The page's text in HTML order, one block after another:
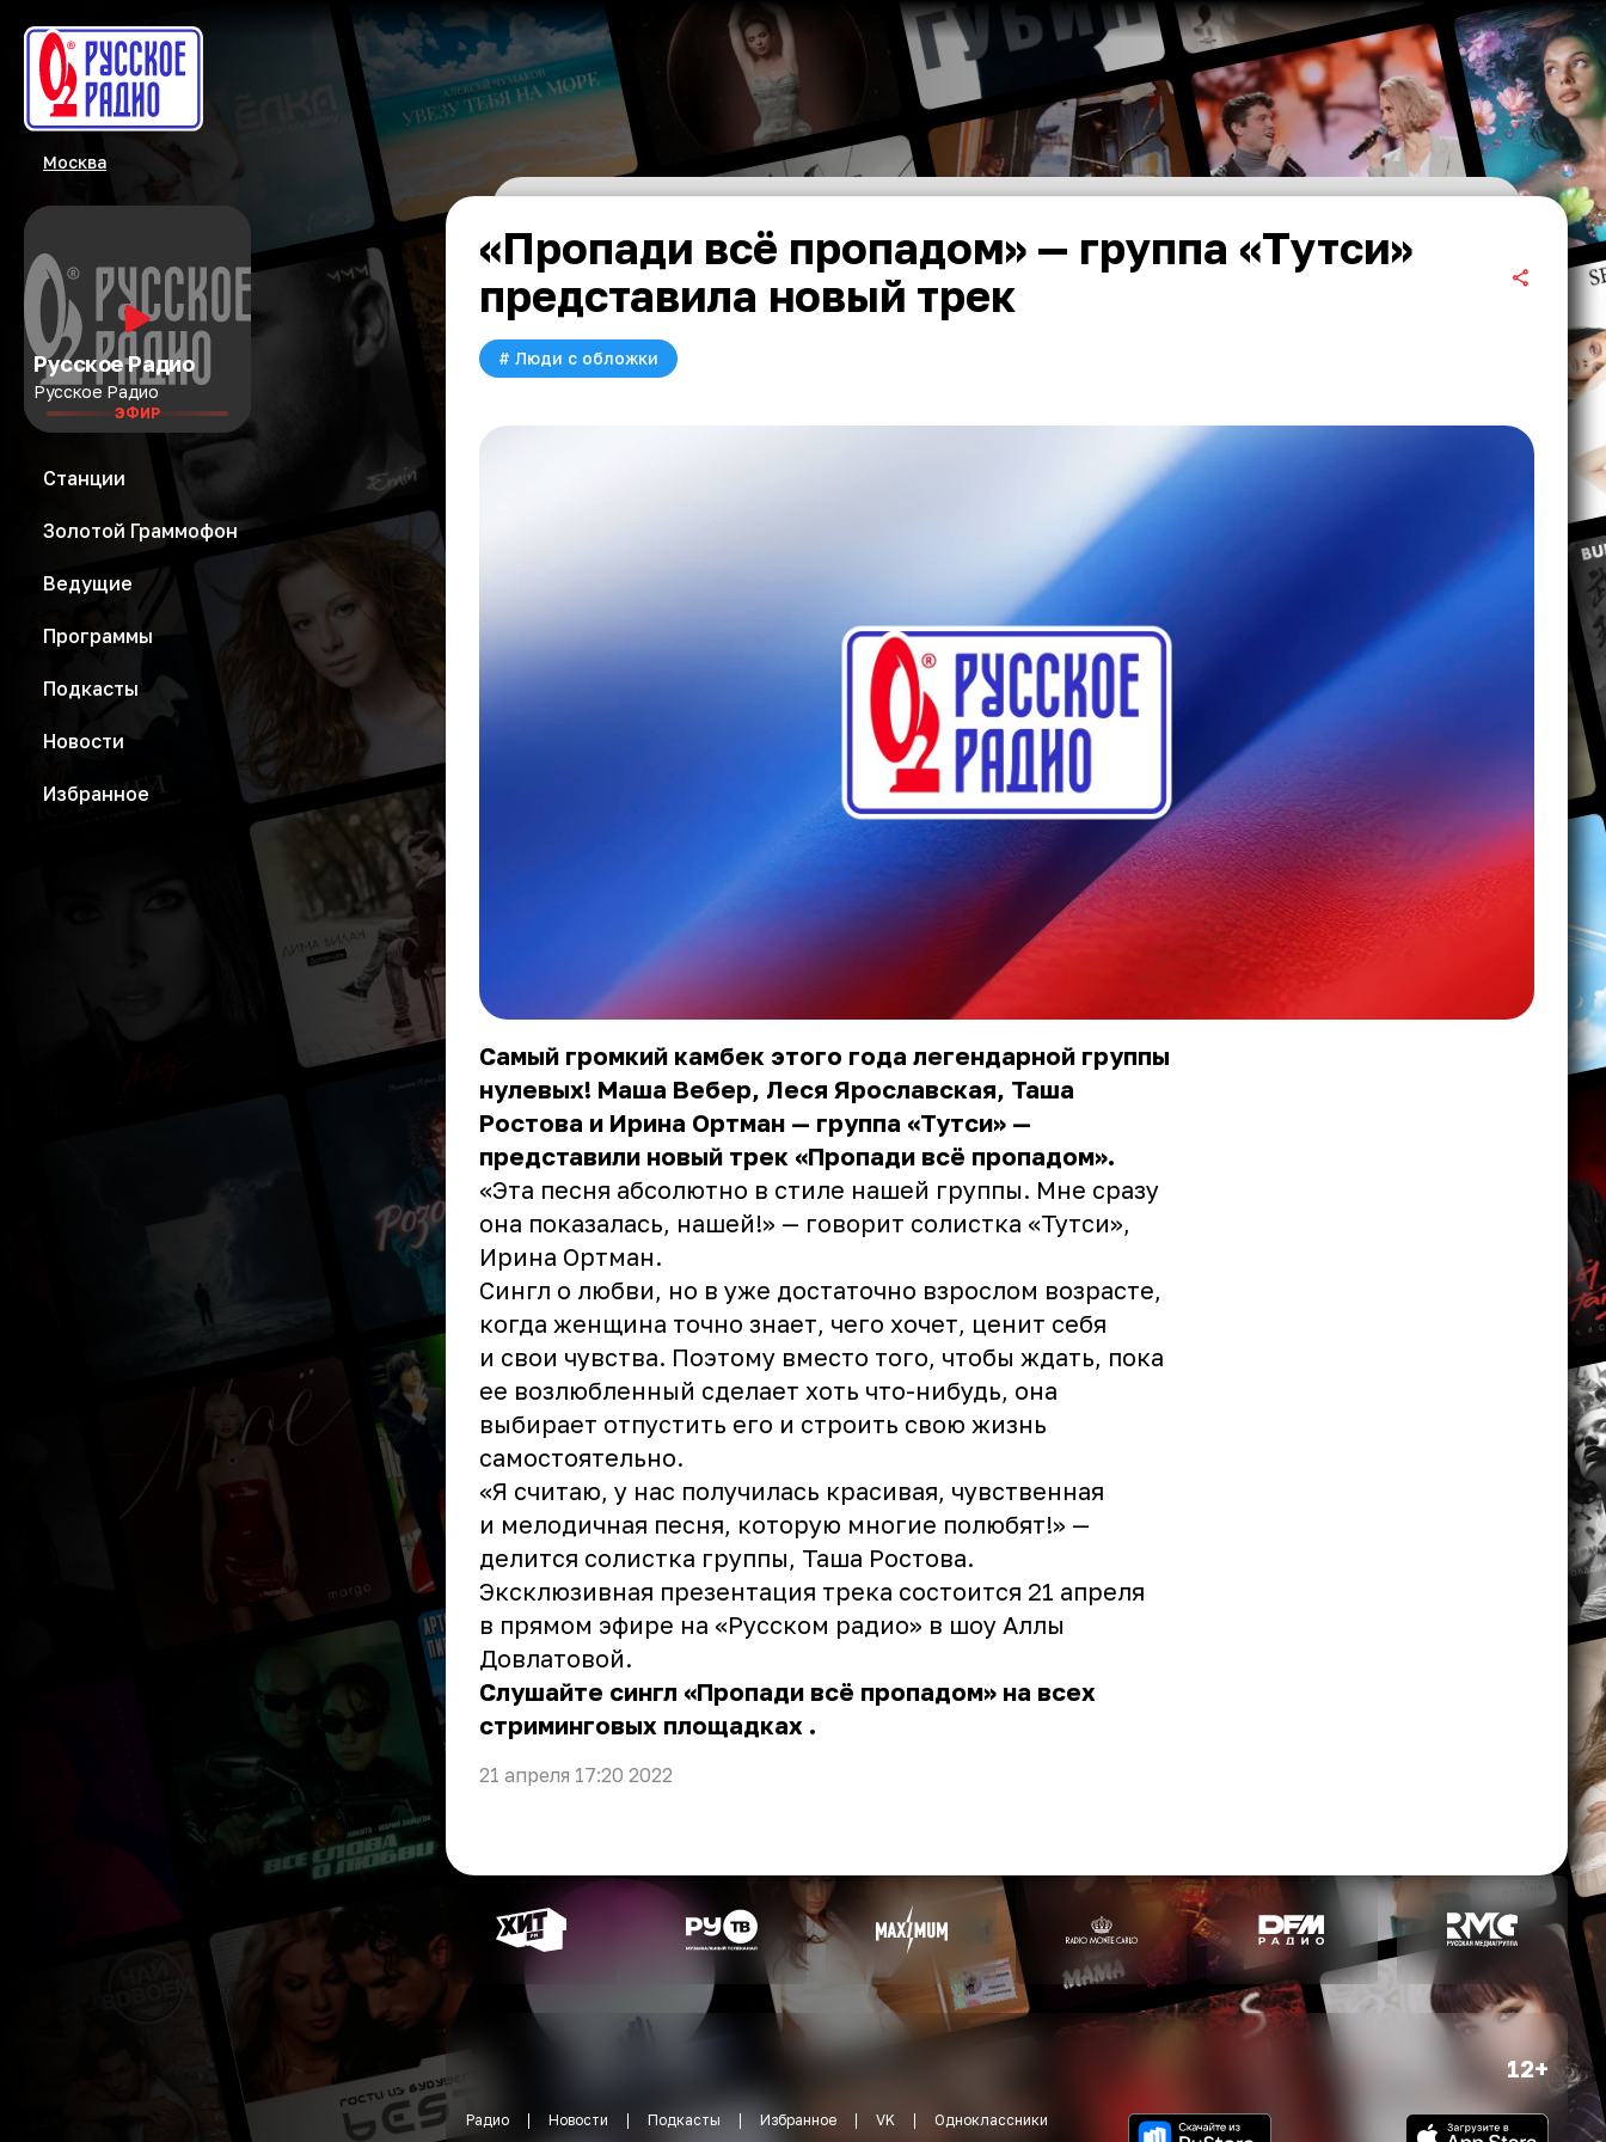
Москва
Русское Радио
Русское Радио
ЭФИР
Станции
Золотой Граммофон
Ведущие
Программы
Подкасты
Новости
Избранное
«Пропади всё пропадом» — группа «Тутси»
представила новый трек
# Люди с обложки
Самый громкий камбек этого года легендарной группы
нулевых! Маша Вебер, Леся Ярославская, Таша
Ростова и Ирина Ортман — группа «Тутси» —
представили новый трек «Пропади всё пропадом».
«Эта песня абсолютно в стиле нашей группы. Мне сразу
она показалась, нашей!» — говорит солистка «Тутси»,
Ирина Ортман.
Сингл о любви, но в уже достаточно взрослом возрасте,
когда женщина точно знает, чего хочет, ценит себя
и свои чувства. Поэтому вместо того, чтобы ждать, пока
ее возлюбленный сделает хоть что-нибудь, она
выбирает отпустить его и строить свою жизнь
самостоятельно.
«Я считаю, у нас получилась красивая, чувственная
и мелодичная песня, которую многие полюбят!» —
делится солистка группы, Таша Ростова.
Эксклюзивная презентация трека состоится 21 апреля
в прямом эфире на «Русском радио» в шоу Аллы
Довлатовой.
Слушайте сингл «Пропади всё пропадом» на всех
стриминговых площадках .
21 апреля 17:20 2022
12+
Радио Новости Подкасты Избранное VK Одноклассники